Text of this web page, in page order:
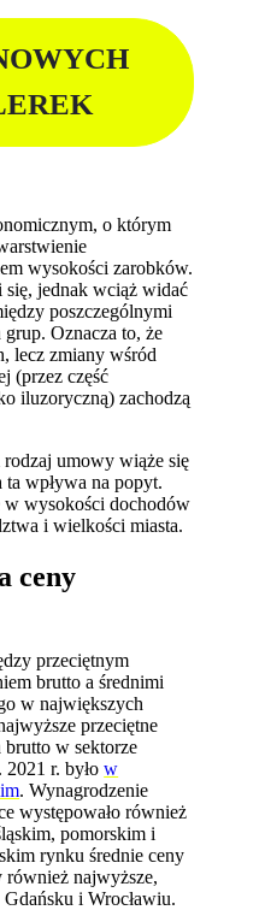
o którym
wysokości zarobków.
jednak wciąż widać
poszczególnymi
Oznacza to, że
lecz zmiany wśród
(przez część
iluzoryczną) zachodzą
umowy wiąże się
ta wpływa na popyt.
w wysokości dochodów
i wielkości miasta.
ceny
przeciętnym
brutto a średnimi
w największych
przeciętne
brutto w sektorze
r. byłow
. Wynagrodzenie
występowało również
pomorskim i
rynku średnie ceny
najwyższe,
i Wrocławiu.